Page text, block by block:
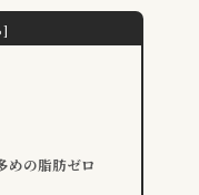
めの脂肪ゼロ